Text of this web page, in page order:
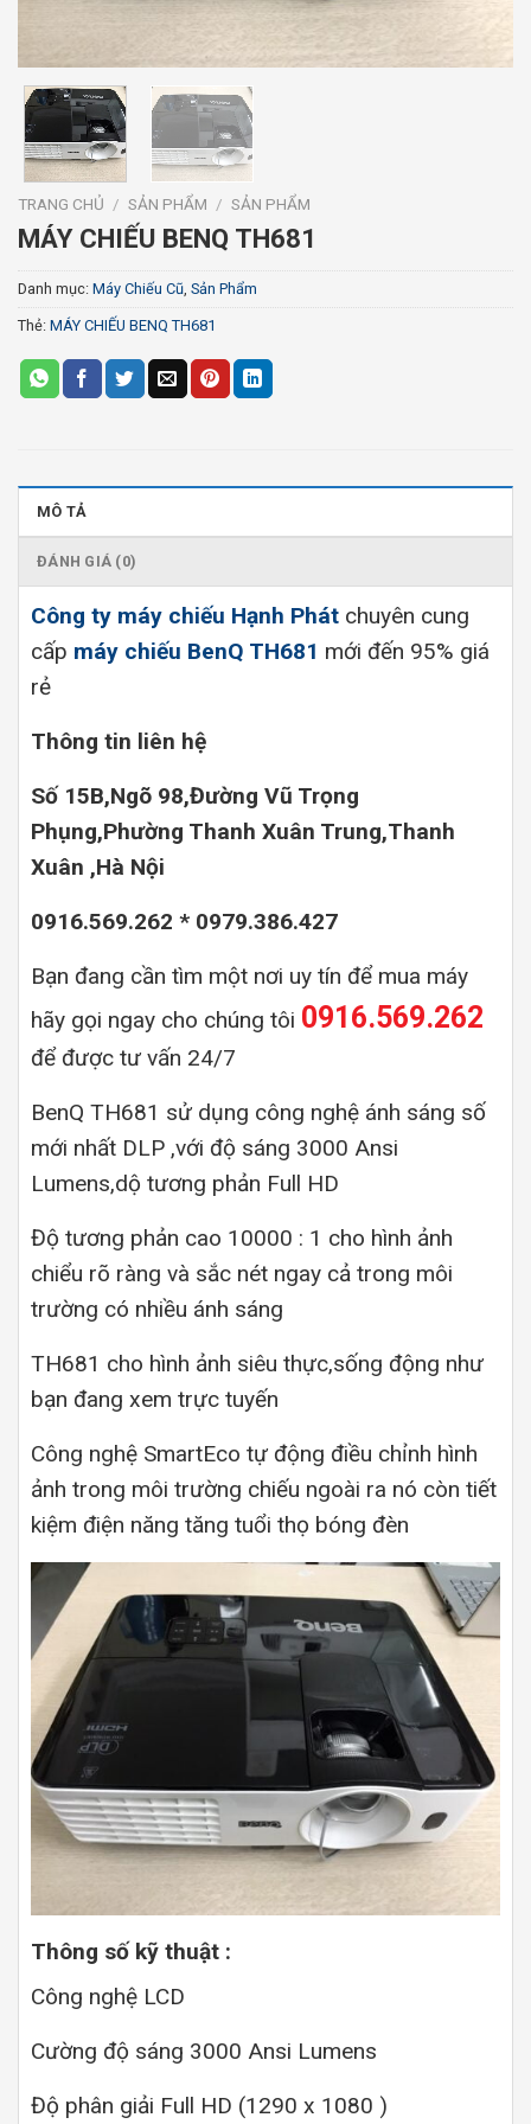
TRANG CHỦ / SẢN PHẨM / SẢN PHẨM
MÁY CHIẾU BENQ TH681
Danh mục: Máy Chiếu Cũ, Sản Phẩm
Thẻ: MÁY CHIẾU BENQ TH681
MÔ TẢ
ĐÁNH GIÁ (0)
Công ty máy chiếu Hạnh Phát chuyên cung
cấp máy chiếu BenQ TH681 mới đến 95% giá
rẻ
Thông tin liên hệ
Số 15B,Ngõ 98,Đường Vũ Trọng
Phụng,Phường Thanh Xuân Trung,Thanh
Xuân ,Hà Nội
0916.569.262 * 0979.386.427
Bạn đang cần tìm một nơi uy tín để mua máy
hãy gọi ngay cho chúng tôi 0916.569.262
để được tư vấn 24/7
BenQ TH681 sử dụng công nghệ ánh sáng số
mới nhất DLP ,với độ sáng 3000 Ansi
Lumens,dộ tương phản Full HD
Độ tương phản cao 10000 : 1 cho hình ảnh
chiểu rõ ràng và sắc nét ngay cả trong môi
trường có nhiều ánh sáng
TH681 cho hình ảnh siêu thực,sống động như
bạn đang xem trực tuyến
Công nghệ SmartEco tự động điều chỉnh hình
ảnh trong môi trường chiếu ngoài ra nó còn tiết
kiệm điện năng tăng tuổi thọ bóng đèn
Thông số kỹ thuật :
Công nghệ LCD
Cường độ sáng 3000 Ansi Lumens
Độ phân giải Full HD (1290 x 1080 )